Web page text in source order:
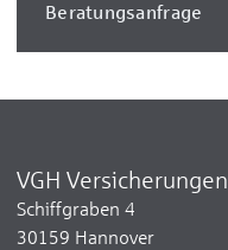
Beratungsanfrage
VGH Versicherungen
Schiffgraben 4
30159 Hannover